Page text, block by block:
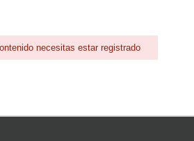
necesitas estar registrado